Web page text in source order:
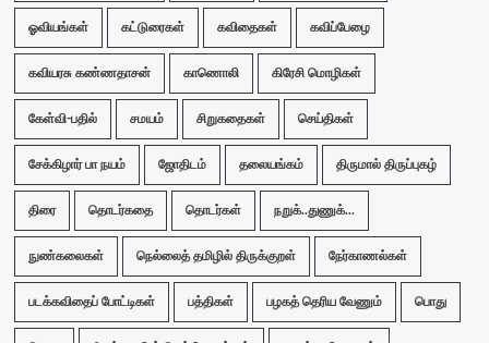
ஓவியங்கள் கட்டுரைகள் கவிதைகள் கவிப்பேழை
கவியரசு கண்ணதாசன் காணொலி கிரேசி மொழிகள்
கேள்வி-பதில் சமயம் சிறுகதைகள் செய்திகள்
சேக்கிழார் பா நயம் ஜோதிடம் தலையங்கம் திருமால் திருப்புகழ்
திரை தொடர்கதை தொடர்கள் நறுக்..துணுக்...
நுண்கலைகள் நெல்லைத் தமிழில் திருக்குறள் நேர்காணல்கள்
படக்கவிதைப் போட்டிகள் பத்திகள் பழகத் தெரிய வேணும் பொது